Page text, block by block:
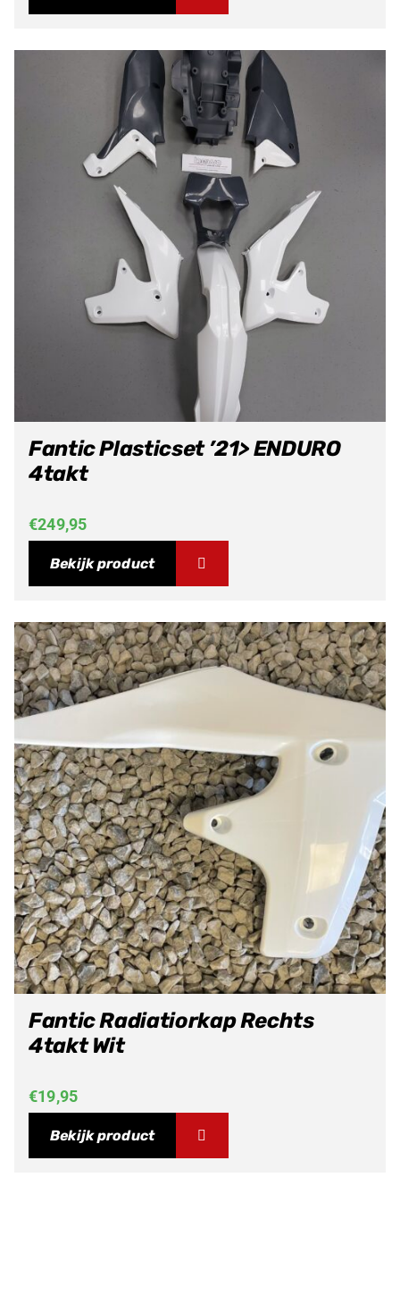
Fantic Plasticset ’21> ENDURO
4takt
€249,95
Bekijk product
Fantic Radiatiorkap Rechts
4takt Wit
€19,95
Bekijk product